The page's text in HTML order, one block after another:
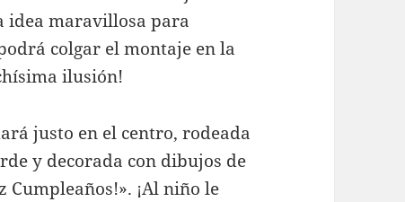
idea maravillosa para
colgar el montaje en la
ilusión!
justo en el centro, rodeada
y decorada con dibujos de
Cumpleaños!». ¡Al niño le